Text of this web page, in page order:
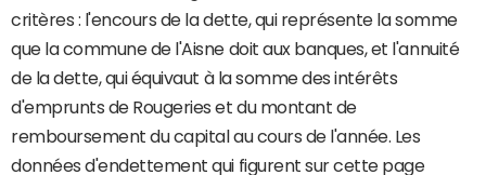
critères : l'encours de la dette, qui représente la somme
que la commune de l'Aisne doit aux banques, et l'annuité
de la dette, qui équivaut à la somme des intérêts
d'emprunts de Rougeries et du montant de
remboursement du capital au cours de l'année. Les
données d'endettement qui figurent sur cette page